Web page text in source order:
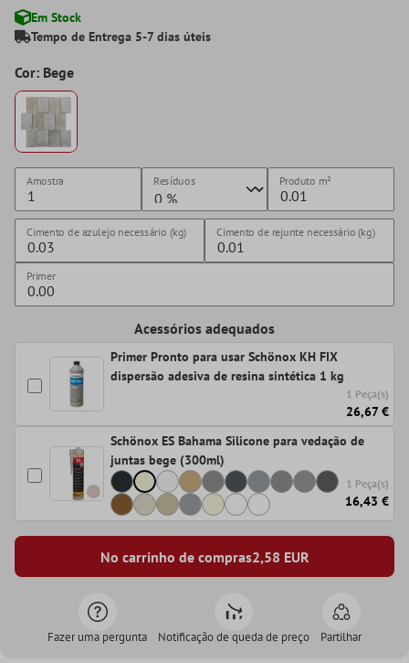
Em Stock
Tempo de Entrega 5-7 dias úteis
Cor: Bege
Amostra Resíduos Produto m²
Cimento de azulejo necessário (kg) Cimento de rejunte necessário (kg)
Primer
Acessórios adequados
Primer Pronto para usar Schönox KH FIX
dispersão adesiva de resina sintética 1 kg
1 Peça(s)
26,67 €
Schönox ES Bahama Silicone para vedação de
juntas bege (300ml)
1 Peça(s)
16,43 €
No carrinho de compras2,58 EUR
Fazer uma pergunta Notificação de queda de preço Partilhar